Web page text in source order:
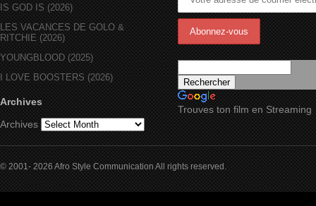
IS GOD IS (2026)
LES VACANCES DE GOLO &
RITCHIE (2026)
YOUNGBLOOD (2025)
I LOVE BOOSTERS (2026)
Archives
Archives
Trouves ton film en Streaming
© 2001- 2026 Afro Style Communication All rights reserved.